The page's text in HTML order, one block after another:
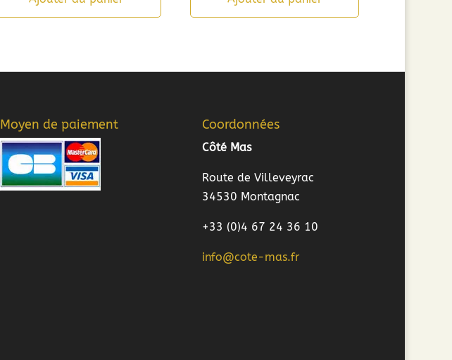
était :
Moyen de paiement Coordonnées
Côté Mas
Route de Villeveyrac
34530 Montagnac
+33 (0)4 67 24 36 10
info@cote-mas.fr